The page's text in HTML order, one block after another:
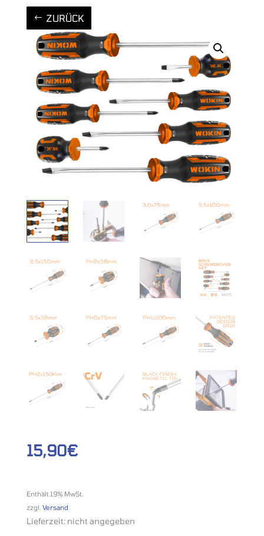
ZURÜCK
15,90€
Enthält 19% MwSt.
zzgl. Versand
Lieferzeit: nicht angegeben